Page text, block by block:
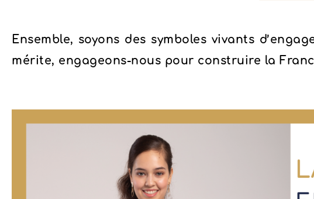
Ensemble, soyons des symboles vivants
mérite, engageons-nous pour construire la